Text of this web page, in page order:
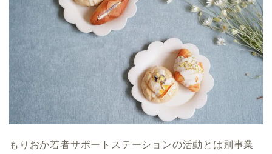
もりおか若者サポートステーションの活動とは別事業